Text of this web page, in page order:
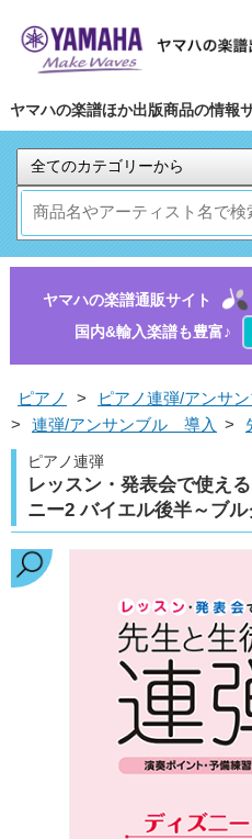
ヤマハの楽譜ほか出版商品の情報
ヤマハの楽譜通販サイト
国内&輸入楽譜も豊富♪
ピアノ >
ピアノ連弾/アンサ
>
連弾/アンサンブル 導入 >
ピアノ連弾
レッスン・発表会で使え
ニー2 バイエル後半～ブ